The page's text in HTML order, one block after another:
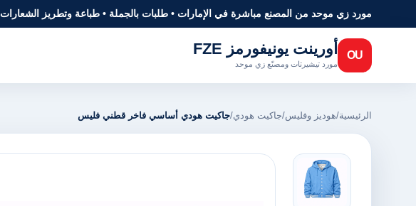
مورد زي موحد من المصنع مباشرة في الإمارات • طلبات بالجملة • طباعة وتطريز الشعارات
OU أورينت يونيفورمز FZE
مورد تيشيرتات ومصنّع زي موحد
الرئيسية/هوديز وفليس/جاكيت هودي/جاكيت هودي أساسي فاخر قطني فليس